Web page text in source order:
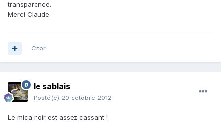
transparence.
Merci Claude
Citer
le sablais
Posté(e) 29 octobre 2012
Le mica noir est assez cassant !